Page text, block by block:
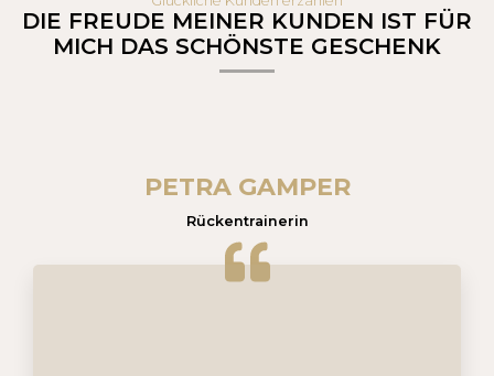
DIE FREUDE MEINER KUNDEN IST FÜR
MICH DAS SCHÖNSTE GESCHENK
PETRA GAMPER
Rückentrainerin